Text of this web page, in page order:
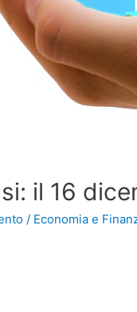
il 16
/ Economia e